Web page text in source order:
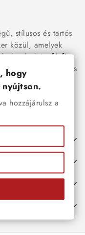
stílusos és tartós
közül, amelyek
darabok is:férfi
és
a
ékszerek közül
mindennapi
hogy
hozzájárulsz a